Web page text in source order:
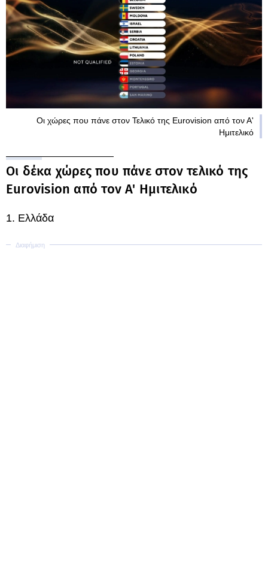
Οι χώρες που πάνε στον Τελικό της Eurovision από τον Α'
Ημιτελικό
Οι δέκα χώρες που πάνε στον τελικό της
Eurovision από τον Α' Ημιτελικό
1. Ελλάδα